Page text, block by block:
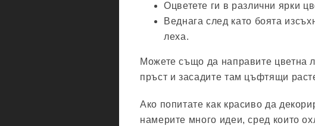
Оцветете ги в различни ярки
Веднага след като боята
леха.
Можете също да направите цветна
пръст и засадите там цъфтящи
Ако попитате как красиво да
намерите много идеи, сред които